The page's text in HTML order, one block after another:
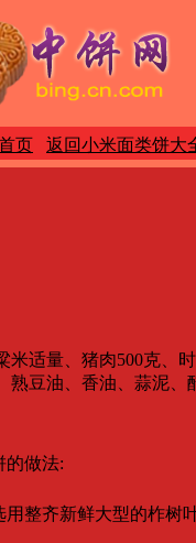
页 返回小米面类饼大
、猪肉500克、时鲜
油、香油、蒜泥、醋
做法:
用整齐新鲜大型的柞树